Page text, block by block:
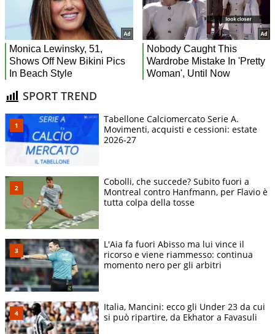
SPORT TREND
Tabellone Calciomercato Serie A.
Movimenti, acquisti e cessioni: estate
2026-27
Cobolli, che succede? Subito fuori a
Montreal contro Hanfmann, per Flavio è
tutta colpa della tosse
L'Aia fa fuori Abisso ma lui vince il
ricorso e viene riammesso: continua
momento nero per gli arbitri
Italia, Mancini: ecco gli Under 23 da cui
si può ripartire, da Ekhator a Favasuli